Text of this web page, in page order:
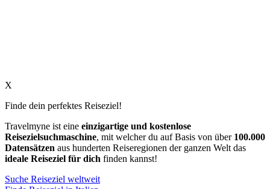
X
Finde dein perfektes Reiseziel!
Travelmyne ist eine einzigartige und kostenlose
Reisezielsuchmaschine, mit welcher du auf Basis von über 100.000
Datensätzen aus hunderten Reiseregionen der ganzen Welt das
ideale Reiseziel für dich finden kannst!
Suche Reiseziel weltweit